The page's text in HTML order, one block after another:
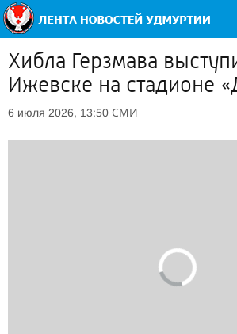
Хибла Герзмава
Ижевске на стадионе
6 июля 2026, 13:50 СМИ